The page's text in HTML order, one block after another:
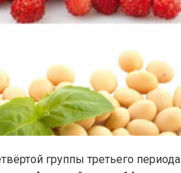
группы третьего периода